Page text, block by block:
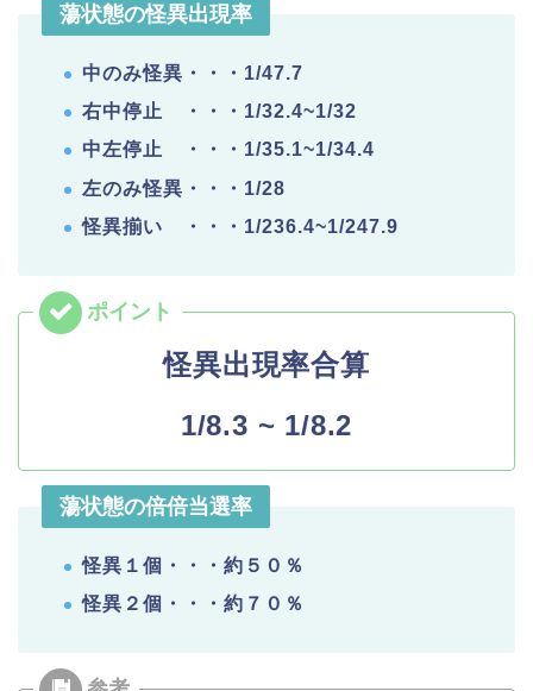
蕩状態の怪異出現率
中のみ怪異・・・1/47.7
右中停止 ・・・1/32.4~1/32
中左停止 ・・・1/35.1~1/34.4
左のみ怪異・・・1/28
怪異揃い ・・・1/236.4~1/247.9
怪異出現率合算
1/8.3 ~ 1/8.2
蕩状態の倍倍当選率
怪異１個・・・約５０％
怪異２個・・・約７０％